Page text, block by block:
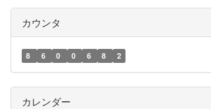
カウンタ
8 6 0 0 6 8 2
カレンダー